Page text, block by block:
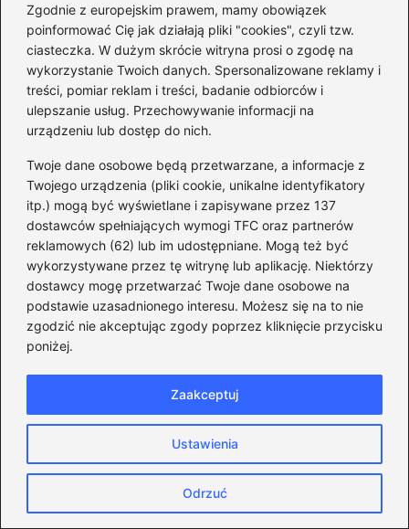
Zgodnie z europejskim prawem, mamy obowiązek
poinformować Cię jak działają pliki "cookies", czyli tzw.
ciasteczka. W dużym skrócie witryna prosi o zgodę na
wykorzystanie Twoich danych. Spersonalizowane reklamy i
treści, pomiar reklam i treści, badanie odbiorców i
ulepszanie usług. Przechowywanie informacji na
urządzeniu lub dostęp do nich.
Twoje dane osobowe będą przetwarzane, a informacje z
Twojego urządzenia (pliki cookie, unikalne identyfikatory
itp.) mogą być wyświetlane i zapisywane przez 137
dostawców spełniających wymogi TFC oraz partnerów
reklamowych (62) lub im udostępniane. Mogą też być
wykorzystywane przez tę witrynę lub aplikację. Niektórzy
dostawcy mogę przetwarzać Twoje dane osobowe na
podstawie uzasadnionego interesu. Możesz się na to nie
zgodzić nie akceptując zgody poprzez kliknięcie przycisku
poniżej.
Ustawienia
Odrzuć
Zaakceptuj
Budowlanych, co znacząco ułatwi nadzór nad
inwestycjami i pozwoli wyeliminować
konieczność stosowania papierowej
dokumentacji.
Na mocy nowych przepisów nie tylko
wprowadzenie SOPAB, ale również inne
zmiany, takie jak uproszczenie procedur
oddawania obiektów do użytkowania, zmienią
oblicze branży budowlanej. Dla budynków
mieszkalnych jednorodzinnych oraz obiektów
kategorii III, użytkowanie stanie się możliwe
już po złożeniu przez kierownika budowy
oświadczenia o zakończeniu budowy, a nie,
pozwolenia na użytkowanie. Tego rodzaju
reorganizacja ma na celu znaczące
przyspieszenie całego procesu oraz
ograniczenie biurokracji, co niewątpliwie
stanowi krok w dobrą stronę dla inwestorów
oraz całej branży budowlanej. Warto